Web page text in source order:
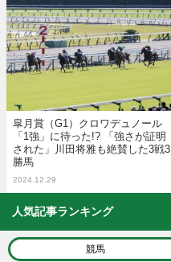
皐月賞（G1）クロワデュノール
「1強」に待った!? 「強さが証明
された」川田将雅も絶賛した3戦3
勝馬
2024.12.29
人気記事ランキング
競馬